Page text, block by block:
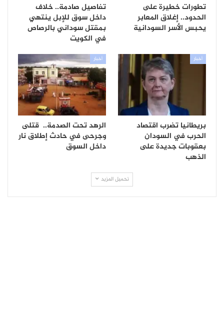
تطورات خطيرة على
الحدود.. إغلاق المعابر
يحبس الأسر السودانية
تفاصيل صادمة.. خلاف
داخل سوق للإبل ينتهي
بمقتل سوداني بالرصاص
في الكويت
أخبار
بريطانيا تضرب اقتصاد
الحرب في السودان
بعقوبات جديدة على
الذهب
أخبار
الرهد تحت الصدمة.. قتلى
وجرحى في حادث إطلاق نار
داخل السوق
تحميل المزيد